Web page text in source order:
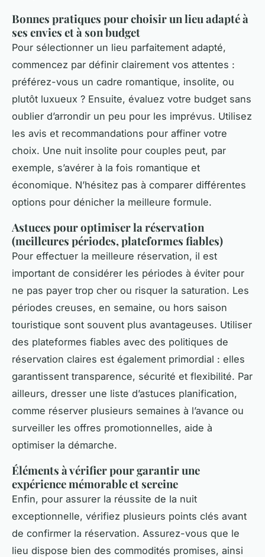
Bonnes pratiques pour choisir un lieu adapté à
ses envies et à son budget
Pour sélectionner un lieu parfaitement adapté,
commencez par définir clairement vos attentes :
préférez-vous un cadre romantique, insolite, ou
plutôt luxueux ? Ensuite, évaluez votre budget sans
oublier d’arrondir un peu pour les imprévus. Utilisez
les avis et recommandations pour affiner votre
choix. Une nuit insolite pour couples peut, par
exemple, s’avérer à la fois romantique et
économique. N’hésitez pas à comparer différentes
options pour dénicher la meilleure formule.
Astuces pour optimiser la réservation
(meilleures périodes, plateformes fiables)
Pour effectuer la meilleure réservation, il est
important de considérer les périodes à éviter pour
ne pas payer trop cher ou risquer la saturation. Les
périodes creuses, en semaine, ou hors saison
touristique sont souvent plus avantageuses. Utiliser
des plateformes fiables avec des politiques de
réservation claires est également primordial : elles
garantissent transparence, sécurité et flexibilité. Par
ailleurs, dresser une liste d’astuces planification,
comme réserver plusieurs semaines à l’avance ou
surveiller les offres promotionnelles, aide à
optimiser la démarche.
Éléments à vérifier pour garantir une
expérience mémorable et sereine
Enfin, pour assurer la réussite de la nuit
exceptionnelle, vérifiez plusieurs points clés avant
de confirmer la réservation. Assurez-vous que le
lieu dispose bien des commodités promises, ainsi